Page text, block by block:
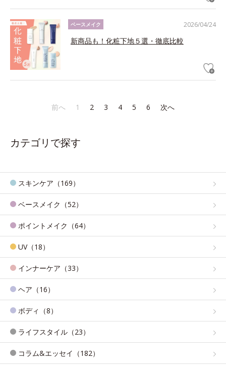
2026/04/24
ベースメイク
新商品も！化粧下地５選・徹底比較
前へ 1 2 3 4 5 6 次へ
カテゴリで探す
スキンケア（169）
ベースメイク（52）
ポイントメイク（64）
UV（18）
インナーケア（33）
ヘア（16）
ボディ（8）
ライフスタイル（23）
コラム&エッセイ（182）